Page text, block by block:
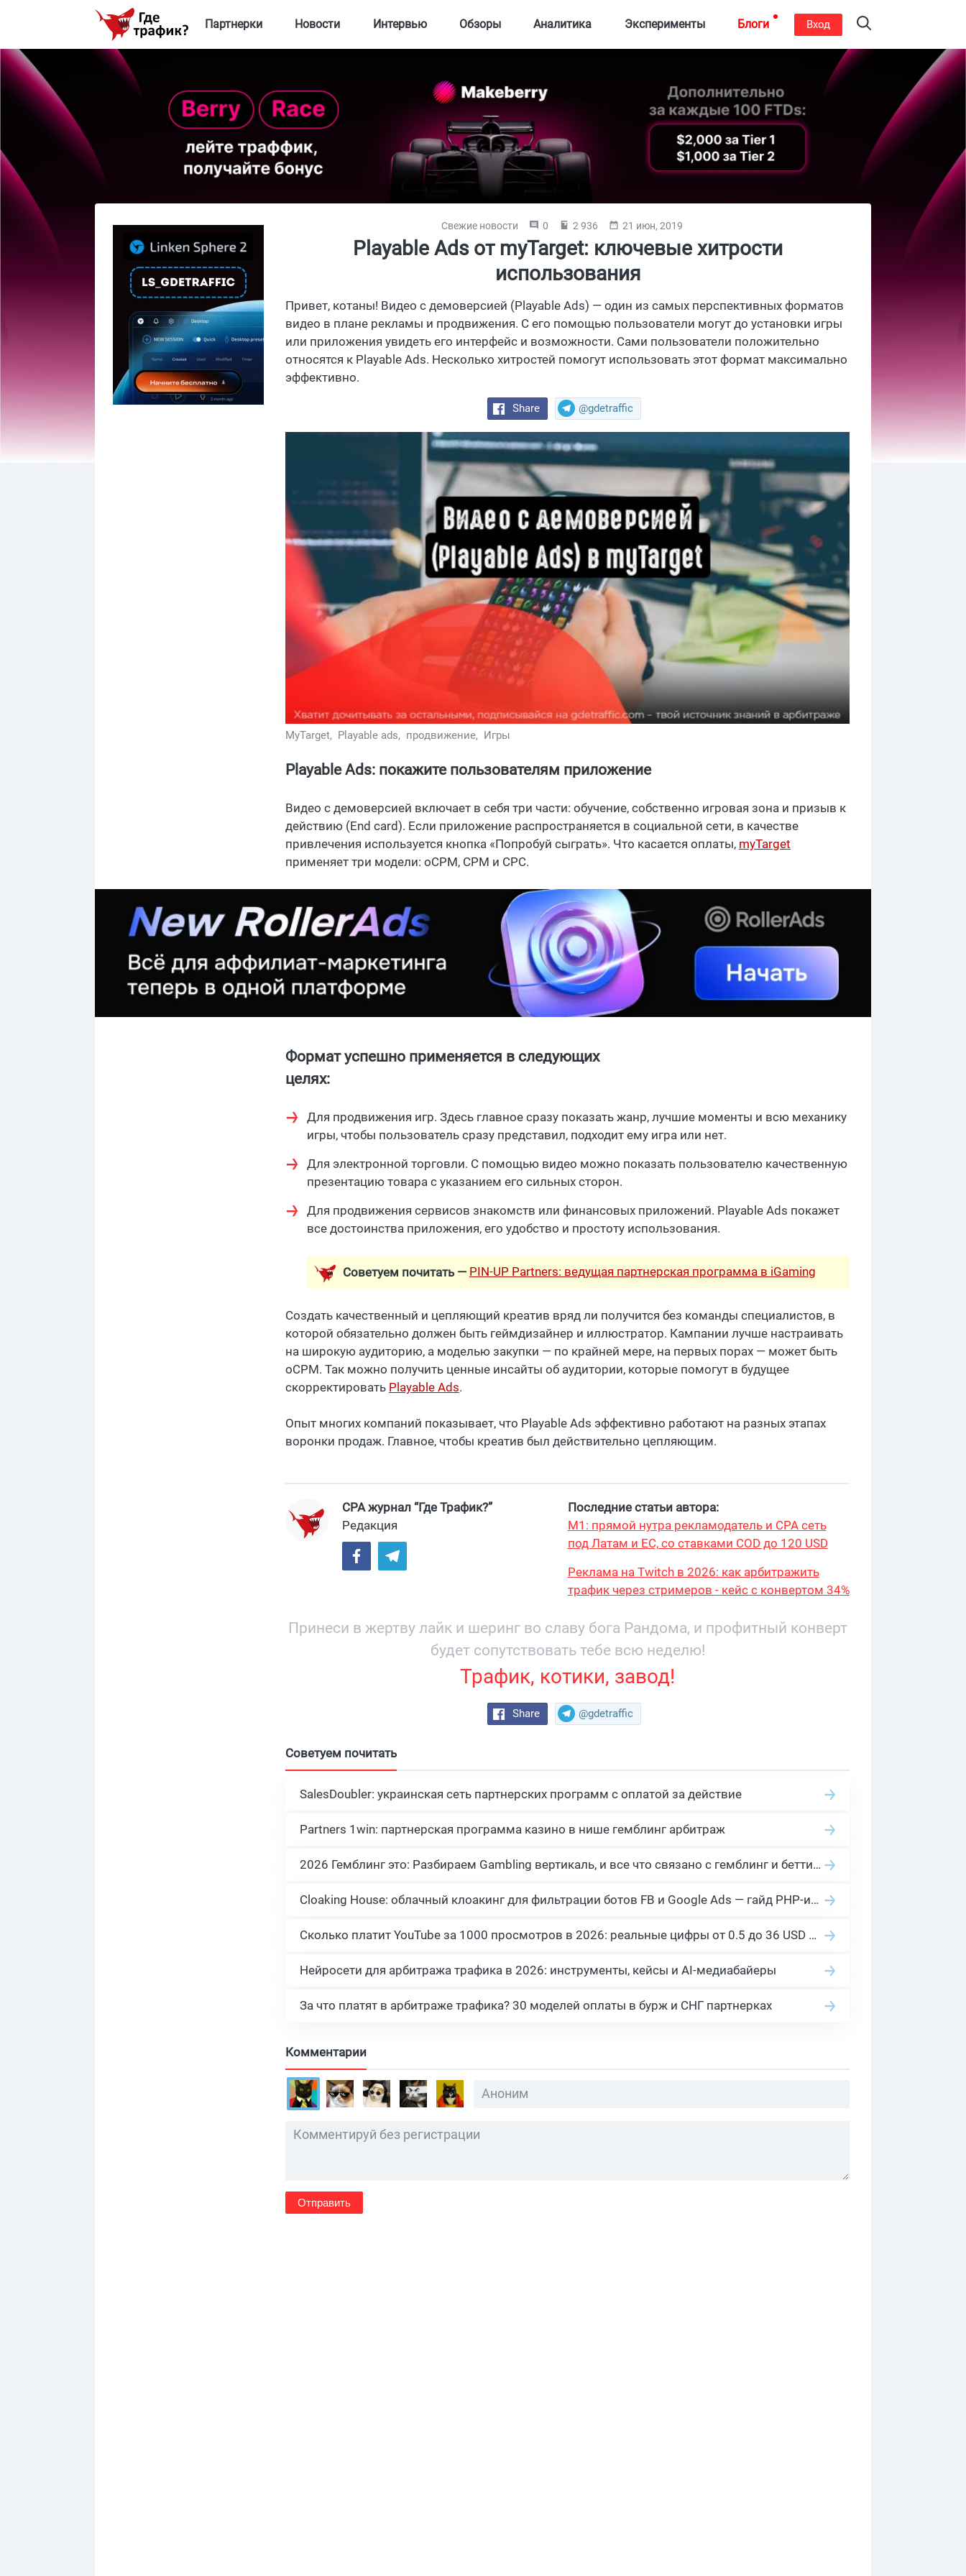
Партнерки Новости Интервью Обзоры Аналитика Эксперименты Блоги Вход
Свежие новости 0 2 936 21 июн, 2019
Playable Ads от myTarget: ключевые хитрости
использования
Привет, котаны! Видео с демоверсией (Playable Ads) — один из самых перспективных форматов
видео в плане рекламы и продвижения. С его помощью пользователи могут до установки игры
или приложения увидеть его интерфейс и возможности. Сами пользователи положительно
относятся к Playable Ads. Несколько хитростей помогут использовать этот формат максимально
эффективно.
Share @gdetraffic
MyTarget, Playable ads, продвижение, Игры
Playable Ads: покажите пользователям приложение
Видео с демоверсией включает в себя три части: обучение, собственно игровая зона и призыв к
действию (End card). Если приложение распространяется в социальной сети, в качестве
привлечения используется кнопка «Попробуй сыграть». Что касается оплаты, myTarget
применяет три модели: oCPM, CPM и CPC.
Формат успешно применяется в следующих
целях:
Для продвижения игр. Здесь главное сразу показать жанр, лучшие моменты и всю механику
игры, чтобы пользователь сразу представил, подходит ему игра или нет.
Для электронной торговли. С помощью видео можно показать пользователю качественную
презентацию товара с указанием его сильных сторон.
Для продвижения сервисов знакомств или финансовых приложений. Playable Ads покажет
все достоинства приложения, его удобство и простоту использования.
Советуем почитать — PIN-UP Partners: ведущая партнерская программа в iGaming
Создать качественный и цепляющий креатив вряд ли получится без команды специалистов, в
которой обязательно должен быть геймдизайнер и иллюстратор. Кампании лучше настраивать
на широкую аудиторию, а моделью закупки — по крайней мере, на первых порах — может быть
oCPM. Так можно получить ценные инсайты об аудитории, которые помогут в будущее
скорректировать Playable Ads.
Опыт многих компаний показывает, что Playable Ads эффективно работают на разных этапах
воронки продаж. Главное, чтобы креатив был действительно цепляющим.
CPA журнал “Где Трафик?”
Редакция
Последние статьи автора:
М1: прямой нутра рекламодатель и CPA сеть
под Латам и ЕС, со ставками COD до 120 USD
Реклама на Twitch в 2026: как арбитражить
трафик через стримеров - кейс с конвертом 34%
Принеси в жертву лайк и шеринг во славу бога Рандома, и профитный конверт
будет сопутствовать тебе всю неделю!
Трафик, котики, завод!
Share @gdetraffic
Советуем почитать
SalesDoubler: украинская сеть партнерских программ с оплатой за действие
Partners 1win: партнерская программа казино в нише гемблинг арбитраж
2026 Гемблинг это: Разбираем Gambling вертикаль, и все что связано с гемблинг и беттинг офферами
Cloaking House: облачный клоакинг для фильтрации ботов FB и Google Ads — гайд PHP-интеграции 2026
Сколько платит YouTube за 1000 просмотров в 2026: реальные цифры от 0.5 до 36 USD по ГЕО
Нейросети для арбитража трафика в 2026: инструменты, кейсы и AI-медиабайеры
За что платят в арбитраже трафика? 30 моделей оплаты в бурж и СНГ партнерках
Комментарии
Отправить